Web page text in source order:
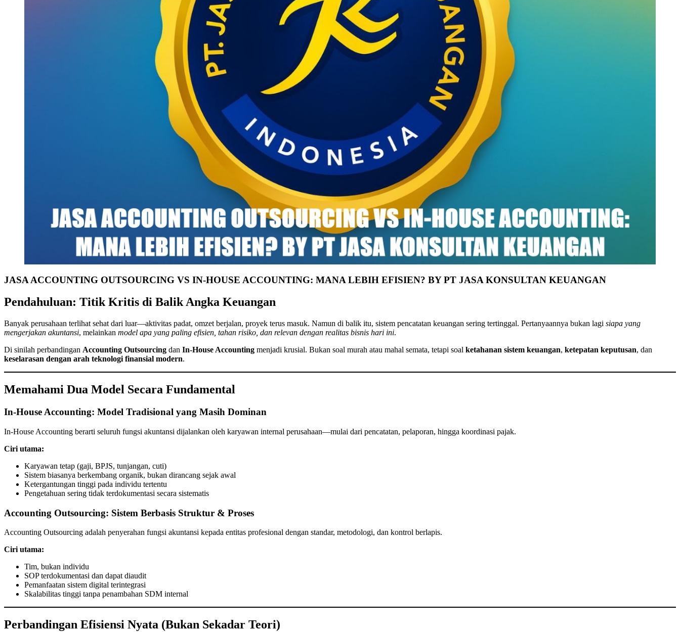
JASA ACCOUNTING OUTSOURCING VS IN-HOUSE ACCOUNTING: MANA LEBIH EFISIEN? BY PT JASA KONSULTAN KEUANGAN
Pendahuluan: Titik Kritis di Balik Angka Keuangan
Banyak perusahaan terlihat sehat dari luar—aktivitas padat, omzet berjalan, proyek terus masuk. Namun di balik itu, sistem pencatatan keuangan sering tertinggal. Pertanyaannya bukan lagi siapa yang
mengerjakan akuntansi, melainkan model apa yang paling efisien, tahan risiko, dan relevan dengan realitas bisnis hari ini.
Di sinilah perbandingan Accounting Outsourcing dan In-House Accounting menjadi krusial. Bukan soal murah atau mahal semata, tetapi soal ketahanan sistem keuangan, ketepatan keputusan, dan
keselarasan dengan arah teknologi finansial modern.
Memahami Dua Model Secara Fundamental
In-House Accounting: Model Tradisional yang Masih Dominan
In-House Accounting berarti seluruh fungsi akuntansi dijalankan oleh karyawan internal perusahaan—mulai dari pencatatan, pelaporan, hingga koordinasi pajak.
Ciri utama:
Karyawan tetap (gaji, BPJS, tunjangan, cuti)
Sistem biasanya berkembang organik, bukan dirancang sejak awal
Ketergantungan tinggi pada individu tertentu
Pengetahuan sering tidak terdokumentasi secara sistematis
Accounting Outsourcing: Sistem Berbasis Struktur & Proses
Accounting Outsourcing adalah penyerahan fungsi akuntansi kepada entitas profesional dengan standar, metodologi, dan kontrol berlapis.
Ciri utama:
Tim, bukan individu
SOP terdokumentasi dan dapat diaudit
Pemanfaatan sistem digital terintegrasi
Skalabilitas tinggi tanpa penambahan SDM internal
Perbandingan Efisiensi Nyata (Bukan Sekadar Teori)